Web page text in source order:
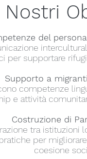
Nostri
del
per supportare
Supporto a
competenze
e attività
Costruzione di
tra istituzioni
per
coesione